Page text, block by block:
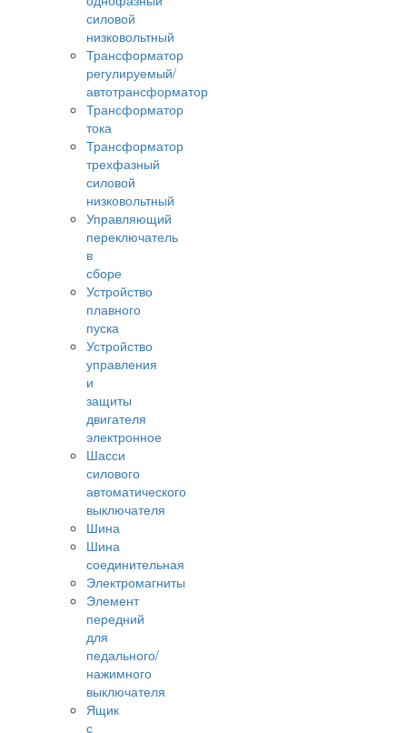
силовой
низковольтный
Трансформатор
регулируемый/
автотрансформатор
Трансформатор
тока
Трансформатор
трехфазный
силовой
низковольтный
Управляющий
переключатель
в
сборе
Устройство
плавного
пуска
Устройство
управления
и
защиты
двигателя
электронное
Шасси
силового
автоматического
выключателя
Шина
Шина
соединительная
Электромагниты
Элемент
передний
для
педального/
нажимного
выключателя
Ящик
с